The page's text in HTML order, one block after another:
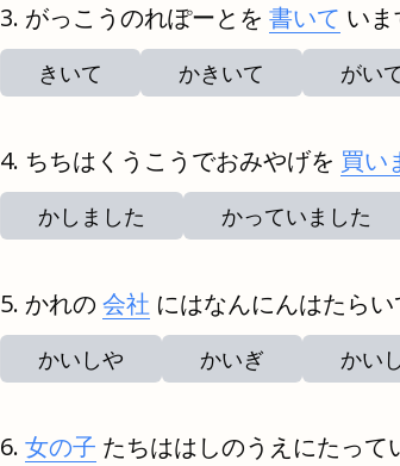
がっこうのれぽーとを 書いて いま
きいて かきいて がい
ちちはくうこうでおみやげを 買い
かしました かっていました
かれの 会社 にはなんにんはたらい
かいしや かいぎ かい
女の子 たちははしのうえにたって